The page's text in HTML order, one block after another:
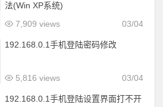
法(Win XP系统)
03/04
7,909 views
192.168.0.1手机登陆密码修改
03/04
5,816 views
192.168.0.1手机登陆设置界面打不开